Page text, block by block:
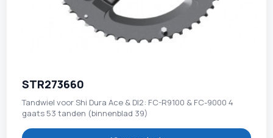
STR273660
Tandwiel voor Shi Dura Ace & DI2: FC-R9100 & FC-9000 4
gaats 53 tanden (binnenblad 39)